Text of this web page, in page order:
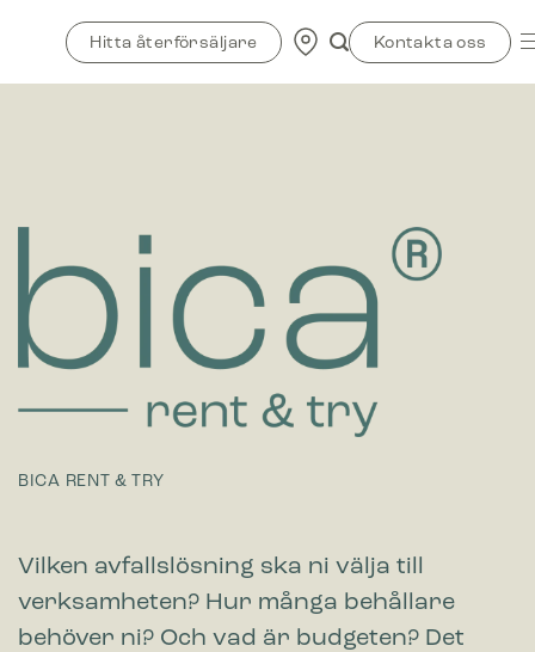
Hitta återförsäljare Kontakta oss
BICA RENT & TRY
Vilken avfallslösning ska ni välja till
verksamheten? Hur många behållare
behöver ni? Och vad är budgeten? Det